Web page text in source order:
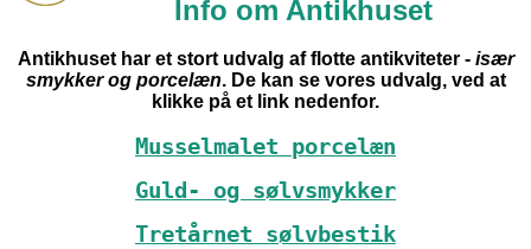
Info om Antikhuset
Antikhuset har et stort udvalg af flotte antikviteter - især
smykker og porcelæn. De kan se vores udvalg, ved at
klikke på et link nedenfor.
Musselmalet porcelæn
Guld- og sølvsmykker
Tretårnet sølvbestik